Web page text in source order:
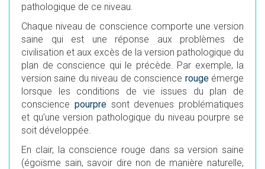
pathologique de ce niveau.
Chaque niveau de conscience comporte une version
saine qui est une réponse aux problèmes de
civilisation et aux excès de la version pathologique du
plan de conscience qui le précède. Par exemple, la
version saine du niveau de conscience rougeémerge
lorsque les conditions de vie issues du plan de
conscience pourpresont devenues problématiques
et qu’une version pathologique du niveau pourpre se
soit développée.
En clair, la conscience rouge dans sa version saine
(égoïsme sain, savoir dire non de manière naturelle,